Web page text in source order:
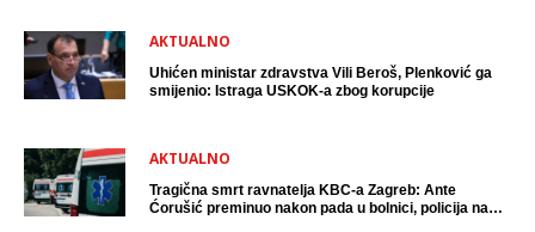
AKTUALNO
Uhićen ministar zdravstva Vili Beroš, Plenković ga
smijenio: Istraga USKOK-a zbog korupcije
AKTUALNO
Tragična smrt ravnatelja KBC-a Zagreb: Ante
Ćorušić preminuo nakon pada u bolnici, policija na